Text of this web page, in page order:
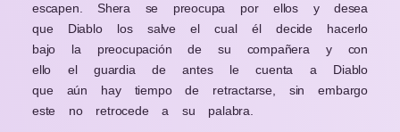
escapen. Shera se preocupa por ellos y desea
que Diablo los salve el cual él decide hacerlo
bajo la preocupación de su compañera y con
ello el guardia de antes le cuenta a Diablo
que aún hay tiempo de retractarse, sin embargo
este no retrocede a su palabra.